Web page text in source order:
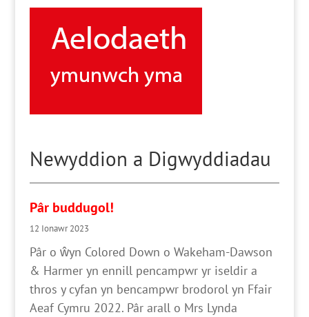
Newyddion a Digwyddiadau
Pâr buddugol!
12 Ionawr 2023
Pâr o ŵyn Colored Down o Wakeham-Dawson
& Harmer yn ennill pencampwr yr iseldir a
thros y cyfan yn bencampwr brodorol yn Ffair
Aeaf Cymru 2022. Pâr arall o Mrs Lynda